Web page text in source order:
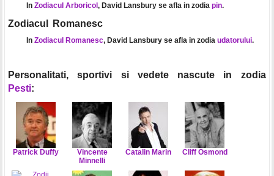
In Zodiacul Arboricol , David Lansbury se afla in zodia pin.
Zodiacul Romanesc
In Zodiacul Romanesc, David Lansbury se afla in zodia udatorului.
Personalitati, sportivi si vedete nascute in zodia
Pesti:
Patrick Duffy
Vincente
Minnelli
Catalin Marin Cliff Osmond